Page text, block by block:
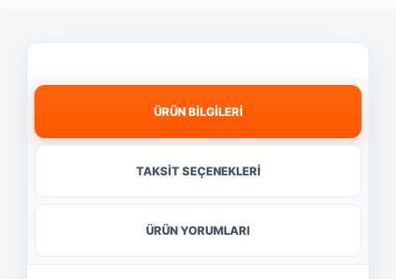
ÜRÜN BİLGİLERİ
TAKSİT SEÇENEKLERİ
ÜRÜN YORUMLARI